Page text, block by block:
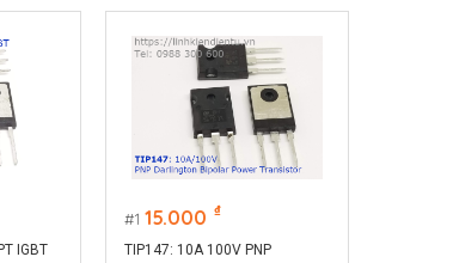
IGBT
1 15.000 ₫
TIP147: 10A 100V PNP